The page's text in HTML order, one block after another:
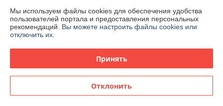
Отлично
Заказы всегда супер-быстро обрабатываются, парфюм шикарный,
всегда довольна и упаковкой, и самим товаром🙏
Сделка подтверждена через корзину
Мы используем файлы cookies для обеспечения удобства
пользователей портала и предоставления персональных
рекомендаций. Вы можете настроить файлы cookies или
отключить их.
Принять
Отклонить